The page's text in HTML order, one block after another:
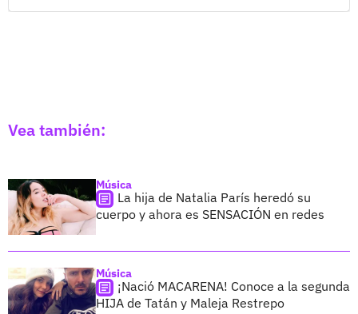
Vea también:
Música
La hija de Natalia París heredó su
cuerpo y ahora es SENSACIÓN en redes
Música
¡Nació MACARENA! Conoce a la segunda
HIJA de Tatán y Maleja Restrepo